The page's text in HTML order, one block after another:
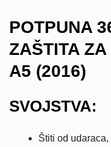
POTPUNA
ZAŠTITA
A5 (2016)
SVOJSTVA:
Štiti od